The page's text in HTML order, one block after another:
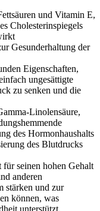
und Vitamin E,
Cholesterinspiegels
Gesunderhaltung der
Eigenschaften,
ungesättigte
zu senken und die
Linolensäure,
des Hormonhaushalts
des Blutdrucks
für seinen hohen Gehalt
anderen
stärken und zur
können, was
unterstützt.